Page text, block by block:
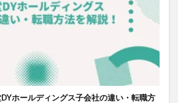
ホールディングス子会社の違い・転職方